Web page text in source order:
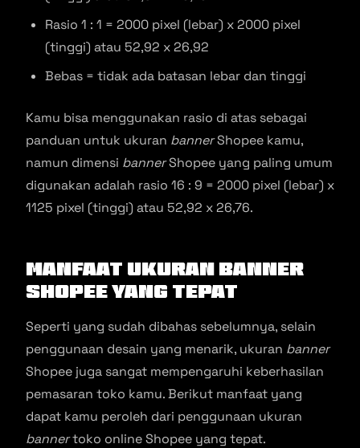
Rasio 1 : 1 = 2000 pixel (lebar) x 2000 pixel
(tinggi) atau 52,92 x 26,92
Bebas = tidak ada batasan lebar dan tinggi
Kamu bisa menggunakan rasio di atas sebagai
panduan untuk ukuran bannerShopee kamu,
namun dimensi bannerShopee yang paling umum
digunakan adalah rasio 16 : 9 = 2000 pixel (lebar) x
1125 pixel (tinggi) atau 52,92 x 26,76.
Manfaat Ukuran Banner
Shopee yang Tepat
Seperti yang sudah dibahas sebelumnya, selain
penggunaan desain yang menarik, ukuran banner
Shopee juga sangat mempengaruhi keberhasilan
pemasaran toko kamu. Berikut manfaat yang
dapat kamu peroleh dari penggunaan ukuran
bannertoko online Shopee yang tepat.